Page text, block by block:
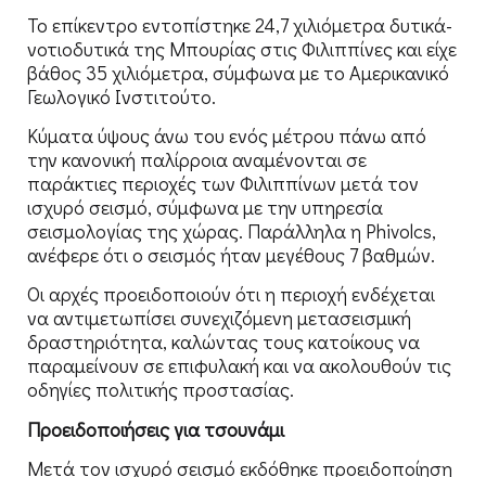
Το επίκεντρο εντοπίστηκε 24,7 χιλιόμετρα δυτικά-
νοτιοδυτικά της Μπουρίας στις Φιλιππίνες και είχε
βάθος 35 χιλιόμετρα, σύμφωνα με το Αμερικανικό
Γεωλογικό Ινστιτούτο.
Κύματα ύψους άνω του ενός μέτρου πάνω από
την κανονική παλίρροια αναμένονται σε
παράκτιες περιοχές των Φιλιππίνων μετά τον
ισχυρό σεισμό, σύμφωνα με την υπηρεσία
σεισμολογίας της χώρας. Παράλληλα η Phivolcs,
ανέφερε ότι ο σεισμός ήταν μεγέθους 7 βαθμών.
Οι αρχές προειδοποιούν ότι η περιοχή ενδέχεται
να αντιμετωπίσει συνεχιζόμενη μετασεισμική
δραστηριότητα, καλώντας τους κατοίκους να
παραμείνουν σε επιφυλακή και να ακολουθούν τις
οδηγίες πολιτικής προστασίας.
Προειδοποιήσεις για τσουνάμι
Μετά τον ισχυρό σεισμό εκδόθηκε προειδοποίηση